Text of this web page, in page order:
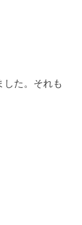
した。それも